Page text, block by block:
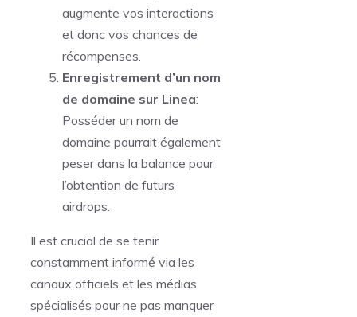
augmente vos interactions
et donc vos chances de
récompenses.
Enregistrement d’un nom
de domaine sur Linea:
Posséder un nom de
domaine pourrait également
peser dans la balance pour
l’obtention de futurs
airdrops.
Il est crucial de se tenir
constamment informé via les
canaux officiels et les médias
spécialisés pour ne pas manquer